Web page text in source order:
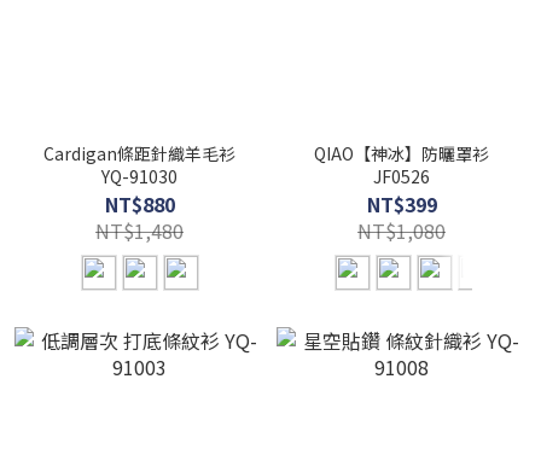
Cardigan條距針織羊毛衫
YQ-91030
NT$880
NT$1,480
QIAO【神冰】防曬罩衫
JF0526
NT$399
NT$1,080